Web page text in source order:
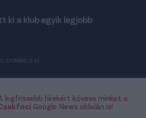
ki a klub egyik legjobb
SZOMBAT 17:43
legfrissebb hírekért kövess minket a
Google News oldalán is!